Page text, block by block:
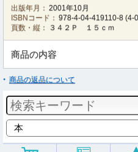
出版年月： 2001年10月
ISBNコード： 978-4-04-419110-8 (4-
頁数・縦：
３４２Ｐ １５ｃｍ
商品の内容
商品の返品について